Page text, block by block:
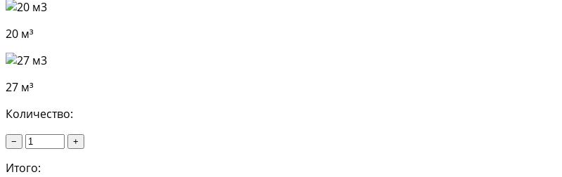
20 м³
27 м³
Количество:
− +
Итого: